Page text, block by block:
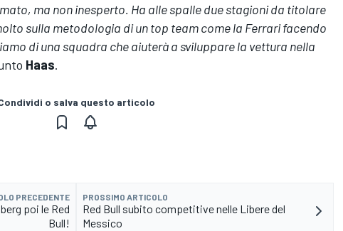
ma non inesperto. Ha alle spalle due stagioni da titolare
sulla metodologia di un top team come la Ferrari facendo
di una squadra che aiuterà a sviluppare la vettura nella
Haas.
o salva questo articolo
PRECEDENTE
poi le Red
Bull!
PROSSIMO ARTICOLO
Red Bull subito competitive nelle Libere del
Messico